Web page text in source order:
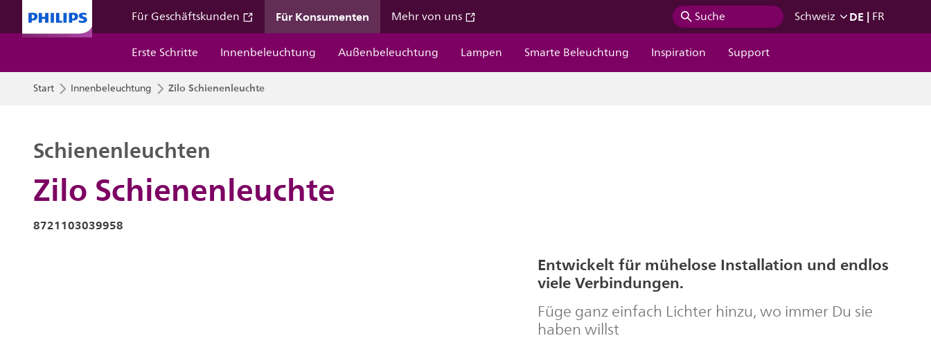
Für Geschäftskunden Für Konsumenten Mehr von uns Suche Schweiz DE | FR
Erste Schritte
Innenbeleuchtung Außenbeleuchtung Lampen Smarte Beleuchtung Inspiration Support
Start Innenbeleuchtung Zilo Schienenleuchte
Zilo Schienenleuchte
Schienenleuchten
8721103039958
Entwickelt für mühelose Installation und endlos
viele Verbindungen.
Füge ganz einfach Lichter hinzu, wo immer Du sie
haben willst